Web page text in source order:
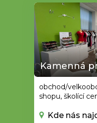
Kamenná
obchod/
shopu, školící
Kde nás